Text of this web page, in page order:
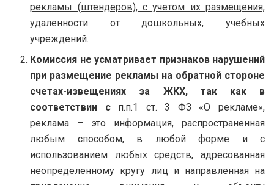
рекламы (штендеров), с учетом их размещения,
удаленности от дошкольных, учебных
учреждений.
Комиссия не усматривает признаков нарушений
при размещение рекламы на обратной стороне
счетах-извещениях за ЖКХ, так как в
соответствии с п.п.1 ст. 3 ФЗ «О рекламе»,
реклама – это информация, распространенная
любым способом, в любой форме и с
использованием любых средств, адресованная
неопределенному кругу лиц и направленная на